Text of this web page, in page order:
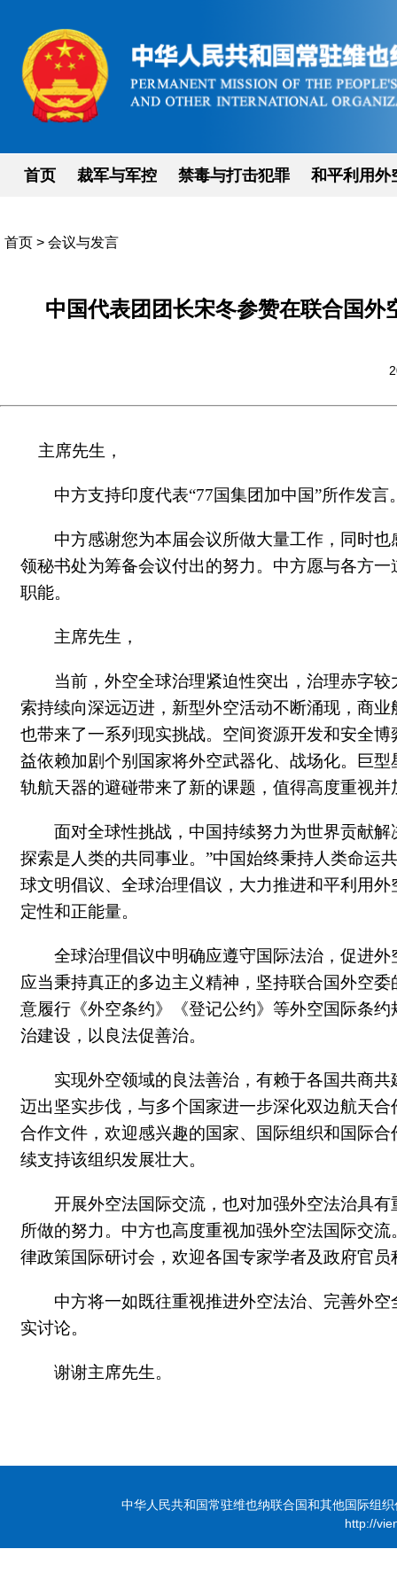
首页 裁军与军控 禁毒与打击犯罪 和平利用外
首页 > 会议与发言
中国代表团团长宋冬参赞在联合国
主席先生，
中方支持印度代表“77国集团加中国”所作发言
中方感谢您为本届会议所做大量工作，同时
领秘书处为筹备会议付出的努力。中方愿与各方
职能。
主席先生，
当前，外空全球治理紧迫性突出，治理赤字
索持续向深远迈进，新型外空活动不断涌现，商
也带来了一系列现实挑战。空间资源开发和安全
益依赖加剧个别国家将外空武器化、战场化。巨
轨航天器的避碰带来了新的课题，值得高度重视并
面对全球性挑战，中国持续努力为世界贡献解
探索是人类的共同事业。”中国始终秉持人类命运
球文明倡议、全球治理倡议，大力推进和平利用外
定性和正能量。
全球治理倡议中明确应遵守国际法治，促进
应当秉持真正的多边主义精神，坚持联合国外空
意履行《外空条约》《登记公约》等外空国际条
治建设，以良法促善治。
实现外空领域的良法善治，有赖于各国共商共
迈出坚实步伐，与多个国家进一步深化双边航天合
合作文件，欢迎感兴趣的国家、国际组织和国际
续支持该组织发展壮大。
开展外空法国际交流，也对加强外空法治具
所做的努力。中方也高度重视加强外空法国际交
律政策国际研讨会，欢迎各国专家学者及政府官
中方将一如既往重视推进外空法治、完善外
实讨论。
谢谢主席先生。
中华人民共和国常驻维也纳联合国和其他国际组
http://